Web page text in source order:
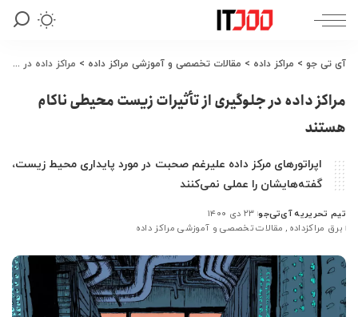
آی تی جو > مراکز داده > مقالات تخصصی و آموزشی مراکز داده > مراکز داده در جلوگیری از تأثیرات زیست محیطی ناکام هستند
مراکز داده در جلوگیری از تأثیرات زیست محیطی ناکام
هستند
اپراتورهای مرکز داده علیرغم صحبت در مورد پایداری محیط زیست،
گفته‌هایشان را عملی نمی‌کنند
ارسال
شده
تیم تحریریه آی‌تی‌جو ۲۳ دی ۱۴۰۰
برق مراکزداده
مقالات تخصصی و آموزشی مراکز داده